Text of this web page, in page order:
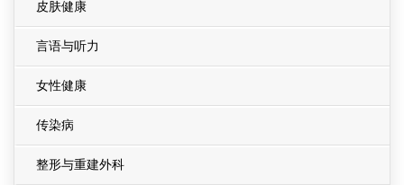
皮肤健康
言语与听力
女性健康
传染病
整形与重建外科